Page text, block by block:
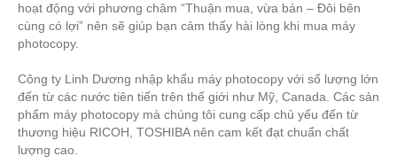
hoạt động với phương châm “Thuận mua, vừa bán – Đôi bên
cùng có lợi” nên sẽ giúp bạn cảm thấy hài lòng khi mua máy
photocopy.
Công ty Linh Dương nhập khẩu máy photocopy với số lượng lớn
đến từ các nước tiên tiến trên thế giới như Mỹ, Canada. Các sản
phẩm máy photocopy mà chúng tôi cung cấp chủ yếu đến từ
thương hiệu RICOH, TOSHIBA nên cam kết đạt chuẩn chất
lượng cao.